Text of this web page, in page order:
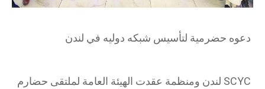
عقدت الهيئة العامة لملتقى حضارم ‎لندن ومنظمة SCYC